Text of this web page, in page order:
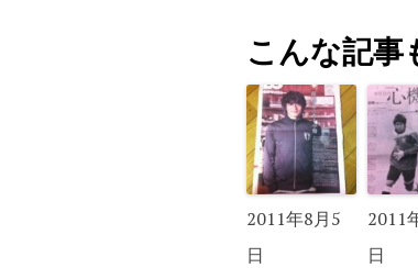
こんな記事
2011年8月5
日
2011
日